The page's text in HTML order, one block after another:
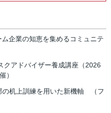
企業の知恵を集めるコミュニテ
クアドバイザー養成講座（2026
）
の机上訓練を用いた新機軸 （フ